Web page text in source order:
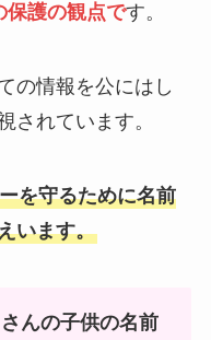
保護の観点です。
の情報を公にはし
れています。
を守るために名前
います。
んの子供の名前